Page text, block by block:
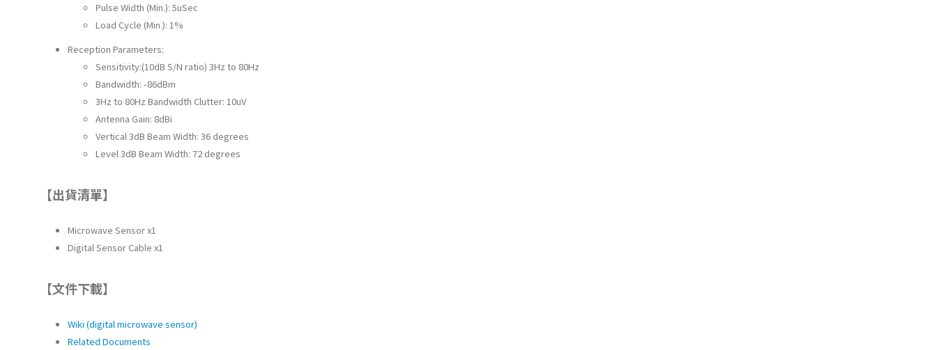
Pulse Width (Min.): 5uSec
Load Cycle (Min.): 1%
Reception Parameters:
Sensitivity:(10dB S/N ratio) 3Hz to 80Hz
Bandwidth: -86dBm
3Hz to 80Hz Bandwidth Clutter: 10uV
Antenna Gain: 8dBi
Vertical 3dB Beam Width: 36 degrees
Level 3dB Beam Width: 72 degrees
【出貨清單】
Microwave Sensor x1
Digital Sensor Cable x1
【文件下載】
Wiki (digital microwave sensor)
Related Documents